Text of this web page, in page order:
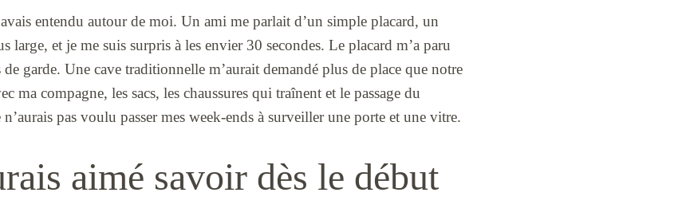
entendu autour de moi. Un ami me parlait d’un simple placard, un
large, et je me suis surpris à les envier 30 secondes. Le placard m’a paru
garde. Une cave traditionnelle m’aurait demandé plus de place que notre
ma compagne, les sacs, les chaussures qui traînent et le passage du
pas voulu passer mes week-ends à surveiller une porte et une vitre.
aimé savoir dès le début